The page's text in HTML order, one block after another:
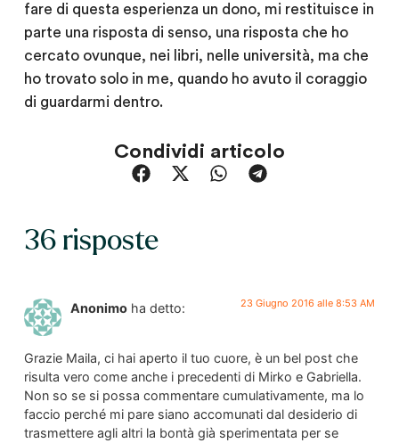
fare di questa esperienza un dono, mi restituisce in
parte una risposta di senso, una risposta che ho
cercato ovunque, nei libri, nelle università, ma che
ho trovato solo in me, quando ho avuto il coraggio
di guardarmi dentro.
Condividi articolo
36 risposte
Anonimo ha detto: 23 Giugno 2016 alle 8:53 AM
Grazie Maila, ci hai aperto il tuo cuore, è un bel post che
risulta vero come anche i precedenti di Mirko e Gabriella.
Non so se si possa commentare cumulativamente, ma lo
faccio perché mi pare siano accomunati dal desiderio di
trasmettere agli altri la bontà già sperimentata per se